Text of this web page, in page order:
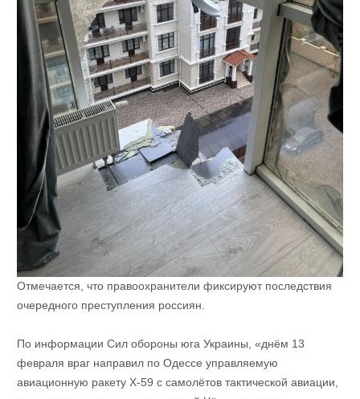
Отмечается, что правоохранители фиксируют последствия
очередного преступления россиян.
По информации Сил обороны юга Украины, «днём 13
февраля враг направил по Одессе управляемую
авиационную ракету Х-59 с самолётов тактической авиации,